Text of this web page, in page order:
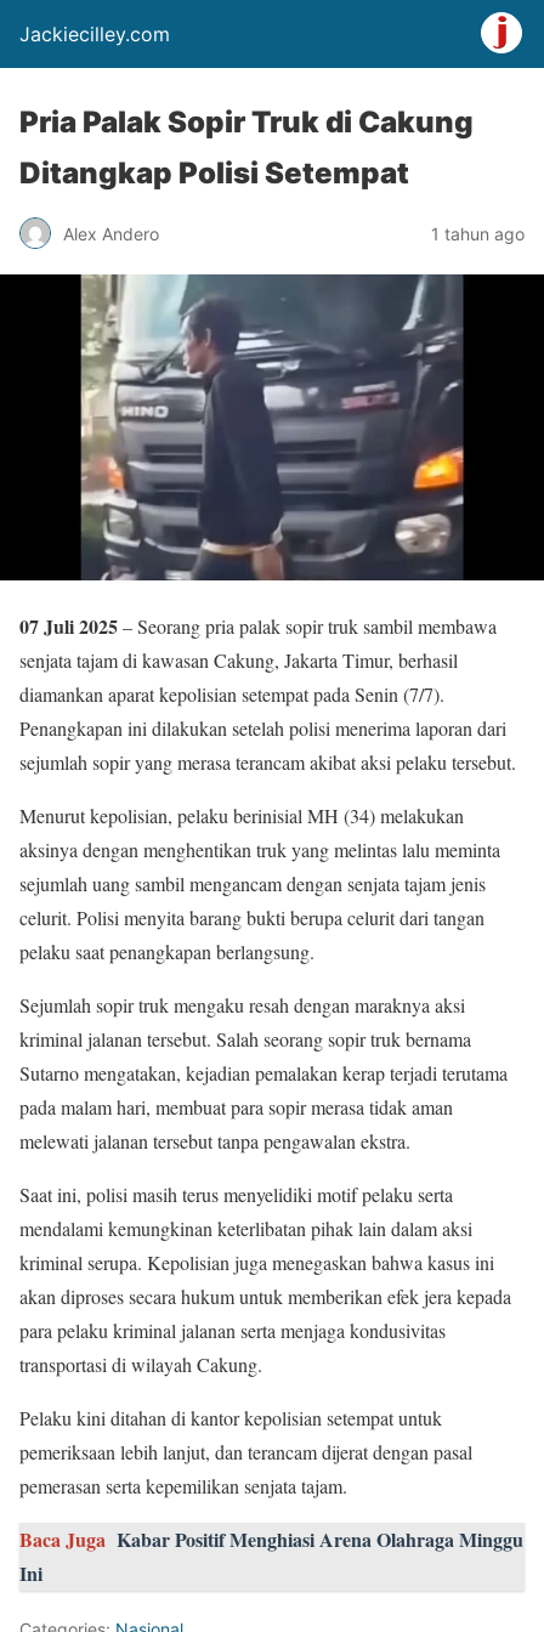
Jackiecilley.com
Pria Palak Sopir Truk di Cakung
Ditangkap Polisi Setempat
Alex Andero 1 tahun ago
07 Juli 2025– Seorang pria palak sopir truk sambil membawa
senjata tajam di kawasan Cakung, Jakarta Timur, berhasil
diamankan aparat kepolisian setempat pada Senin (7/7).
Penangkapan ini dilakukan setelah polisi menerima laporan dari
sejumlah sopir yang merasa terancam akibat aksi pelaku tersebut.
Menurut kepolisian, pelaku berinisial MH (34) melakukan
aksinya dengan menghentikan truk yang melintas lalu meminta
sejumlah uang sambil mengancam dengan senjata tajam jenis
celurit. Polisi menyita barang bukti berupa celurit dari tangan
pelaku saat penangkapan berlangsung.
Sejumlah sopir truk mengaku resah dengan maraknya aksi
kriminal jalanan tersebut. Salah seorang sopir truk bernama
Sutarno mengatakan, kejadian pemalakan kerap terjadi terutama
pada malam hari, membuat para sopir merasa tidak aman
melewati jalanan tersebut tanpa pengawalan ekstra.
Saat ini, polisi masih terus menyelidiki motif pelaku serta
mendalami kemungkinan keterlibatan pihak lain dalam aksi
kriminal serupa. Kepolisian juga menegaskan bahwa kasus ini
akan diproses secara hukum untuk memberikan efek jera kepada
para pelaku kriminal jalanan serta menjaga kondusivitas
transportasi di wilayah Cakung.
Pelaku kini ditahan di kantor kepolisian setempat untuk
pemeriksaan lebih lanjut, dan terancam dijerat dengan pasal
pemerasan serta kepemilikan senjata tajam.
Baca Juga Kabar Positif Menghiasi Arena Olahraga Minggu
Ini